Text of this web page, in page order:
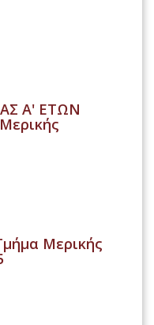
Α' ΕΤΩΝ
Μερικής